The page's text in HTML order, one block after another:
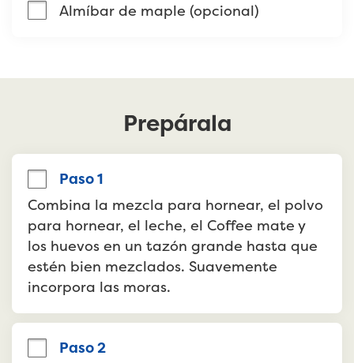
Almíbar de maple (opcional)
Prepárala
Paso 1
Combina la mezcla para hornear, el polvo
para hornear, el leche, el Coffee mate y
los huevos en un tazón grande hasta que
estén bien mezclados. Suavemente
incorpora las moras.
Paso 2